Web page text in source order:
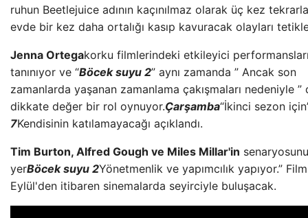
ruhun Beetlejuice adının kaçınılmaz olarak üç kez
evde bir kez daha ortalığı kasıp kavuracak olayları
Jenna Ortegakorku filmlerindeki etkileyici
tanınıyor ve “Böcek suyu 2” aynı zamanda ” Ancak son
zamanlarda yaşanan zamanlama çakışmaları nedeniyle ”
dikkate değer bir rol oynuyor.Çarşamba“İkinci sezon
7Kendisinin katılamayacağı açıklandı.
Tim Burton, Alfred Gough ve Miles Millar'in
yerBöcek suyu 2Yönetmenlik ve yapımcılık yapıyor.”
Eylül'den itibaren sinemalarda seyirciyle buluşacak.